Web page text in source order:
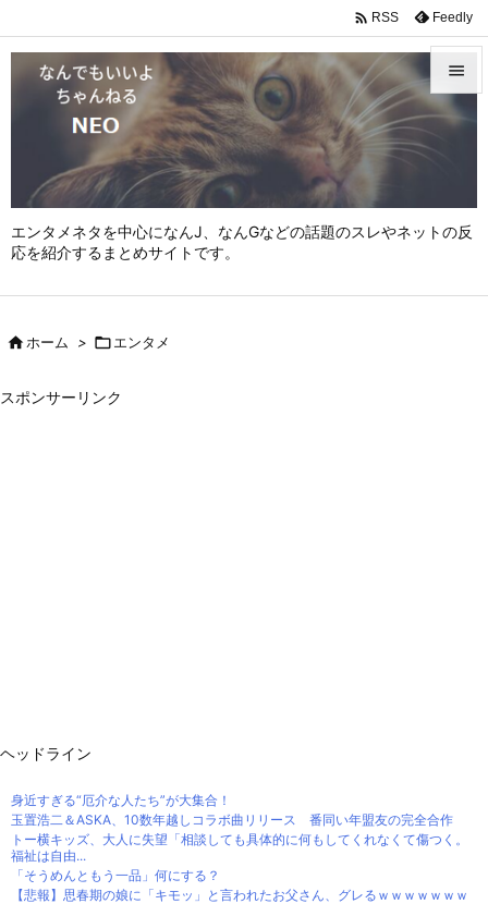
エンタメネタを中心になんJ、なんGなどの話題のスレやネットの反
応を紹介するまとめサイトです。



 RSS Feedly
ホーム > エンタメ
スポンサーリンク
ヘッドライン
身近すぎる“厄介な人たち”が大集合！
玉置浩二＆ASKA、10数年越しコラボ曲リリース 番同い年盟友の完全合作
トー横キッズ、大人に失望「相談しても具体的に何もしてくれなくて傷つく。
福祉は自由...
「そうめんともう一品」何にする？
【悲報】思春期の娘に「キモッ」と言われたお父さん、グレるｗｗｗｗｗｗｗ